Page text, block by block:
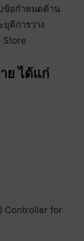
ข้อกำหนดด้าน
ติการวาง
Store
ย ได้แก่
Controller for